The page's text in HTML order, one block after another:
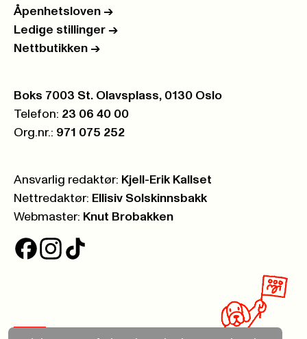
Åpenhetsloven ->
Ledige stillinger ->
Nettbutikken ->
Postboks:
Boks 7003 St. Olavsplass, 0130 Oslo
Telefon: 23 06 40 00
Org.nr.: 971 075 252
Ansvarlig redaktør: Kjell-Erik Kallset
Nettredaktør: Ellisiv Solskinnsbakk
Webmaster: Knut Brobakken